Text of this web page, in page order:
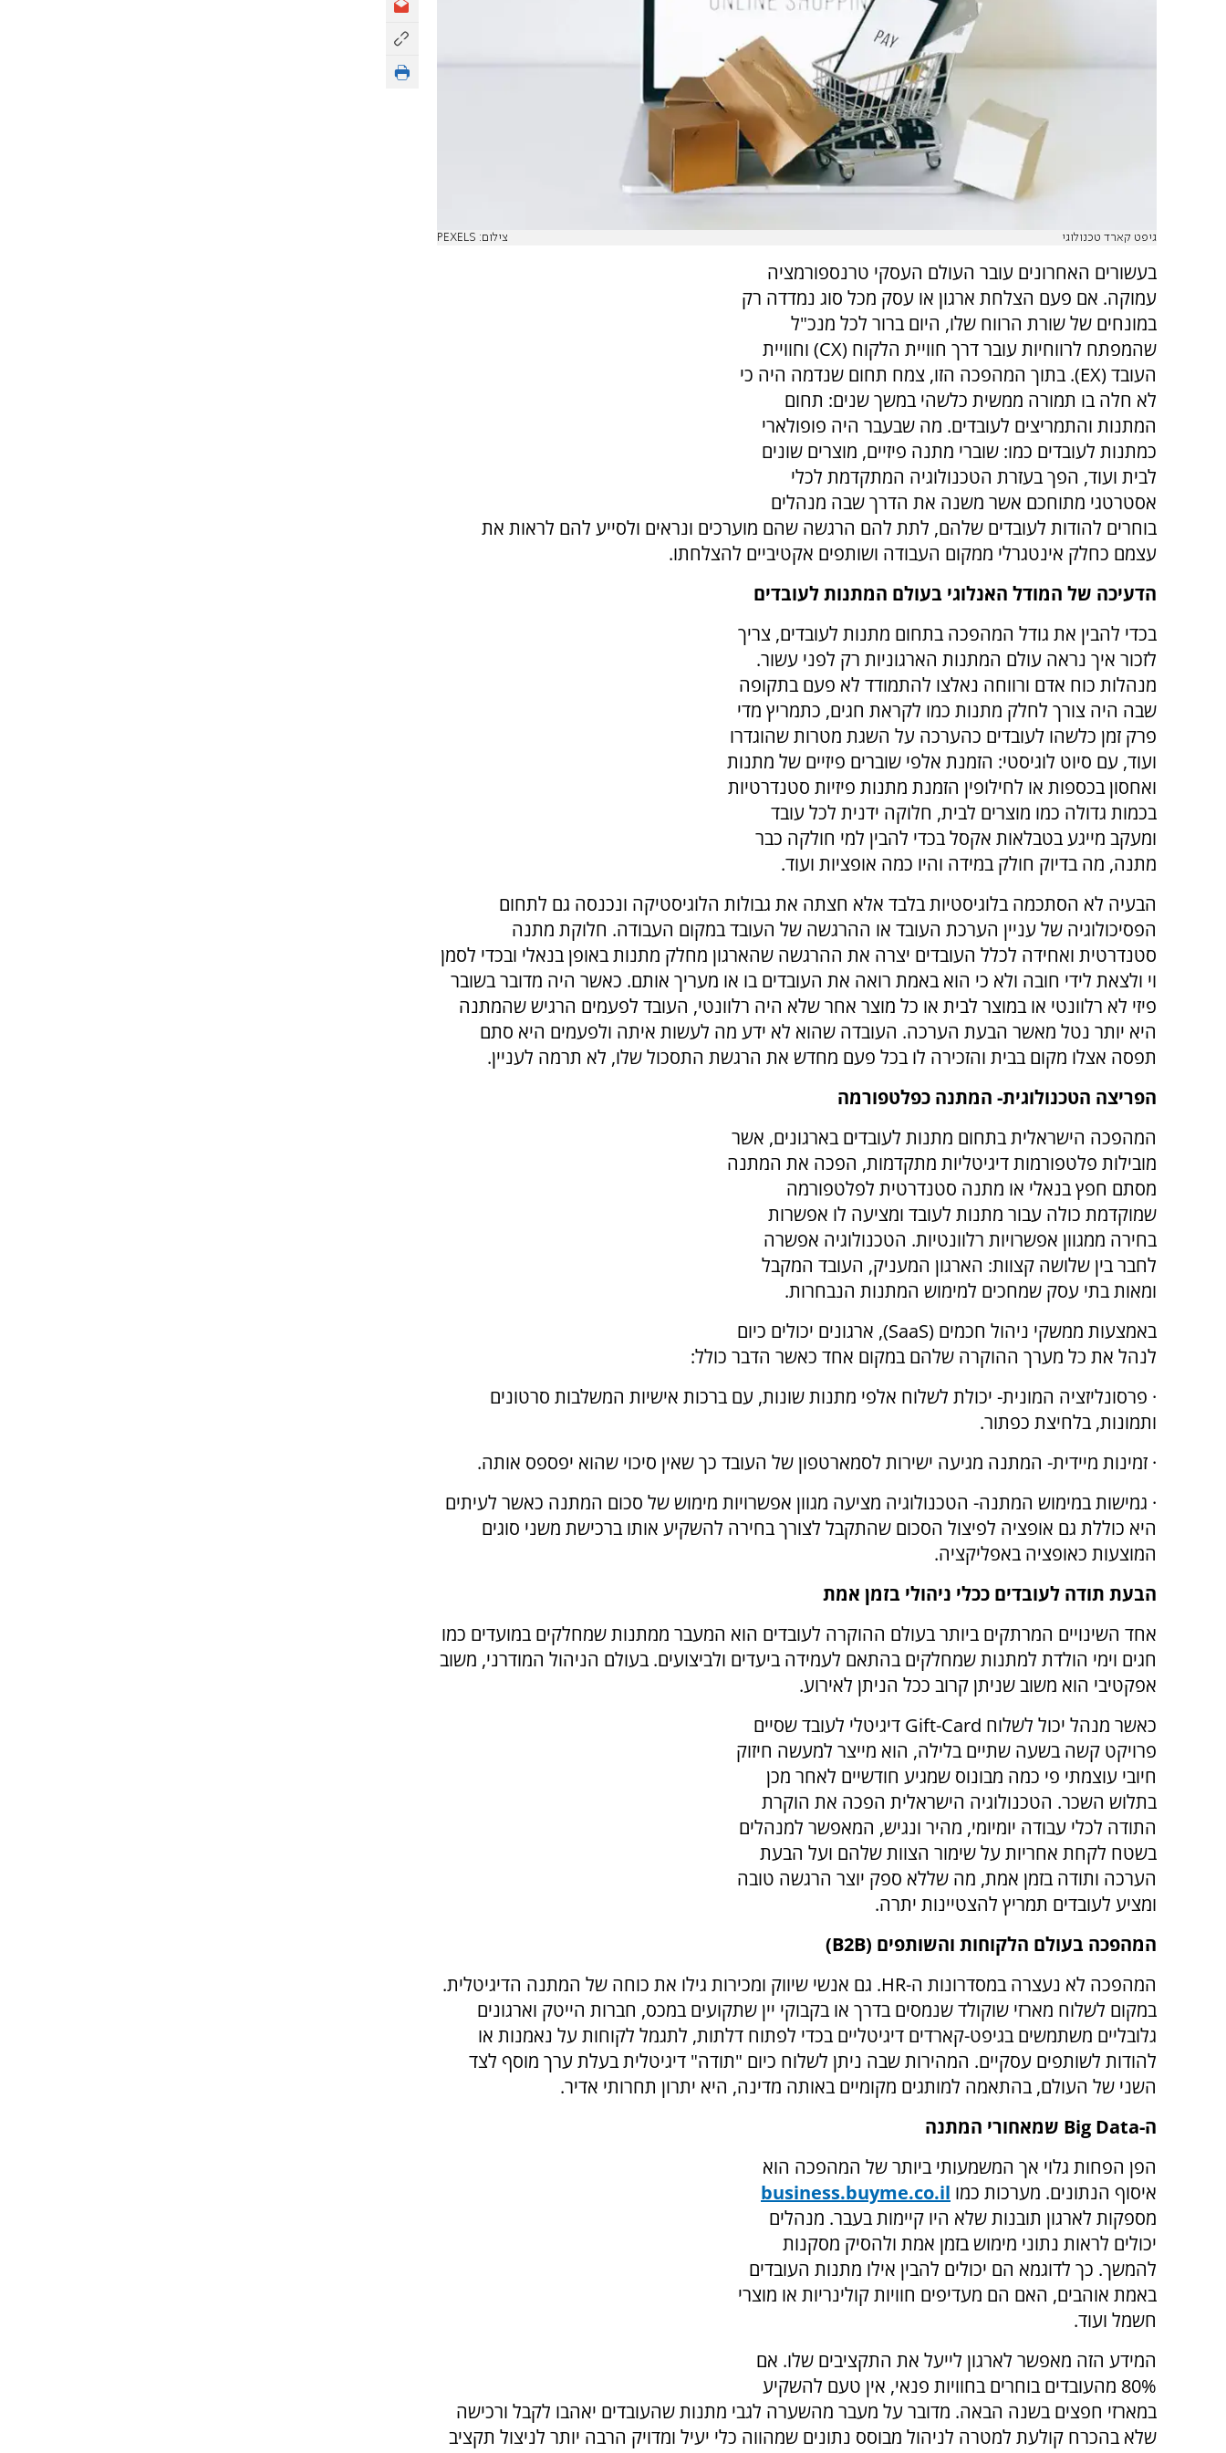
גיפט קארד טכנולוגי צילום: PEXELS
בעשורים האחרונים עובר העולם העסקי טרנספורמציה
עמוקה. אם פעם הצלחת ארגון או עסק מכל סוג נמדדה רק
במונחים של שורת הרווח שלו, היום ברור לכל מנכ"ל
שהמפתח לרווחיות עובר דרך חוויית הלקוח (CX) וחוויית
העובד (EX). בתוך המהפכה הזו, צמח תחום שנדמה היה כי
לא חלה בו תמורה ממשית כלשהי במשך שנים: תחום
המתנות והתמריצים לעובדים. מה שבעבר היה פופולארי
כמתנות לעובדים כמו: שוברי מתנה פיזיים, מוצרים שונים
לבית ועוד, הפך בעזרת הטכנולוגיה המתקדמת לכלי
אסטרטגי מתוחכם אשר משנה את הדרך שבה מנהלים
בוחרים להודות לעובדים שלהם, לתת להם הרגשה שהם מוערכים ונראים ולסייע להם לראות את
עצמם כחלק אינטגרלי ממקום העבודה ושותפים אקטיביים להצלחתו.
הדעיכה של המודל האנלוגי בעולם המתנות לעובדים
בכדי להבין את גודל המהפכה בתחום מתנות לעובדים, צריך
לזכור איך נראה עולם המתנות הארגוניות רק לפני עשור.
מנהלות כוח אדם ורווחה נאלצו להתמודד לא פעם בתקופה
שבה היה צורך לחלק מתנות כמו לקראת חגים, כתמריץ מדי
פרק זמן כלשהו לעובדים כהערכה על השגת מטרות שהוגדרו
ועוד, עם סיוט לוגיסטי: הזמנת אלפי שוברים פיזיים של מתנות
ואחסון בכספות או לחילופין הזמנת מתנות פיזיות סטנדרטיות
בכמות גדולה כמו מוצרים לבית, חלוקה ידנית לכל עובד
ומעקב מייגע בטבלאות אקסל בכדי להבין למי חולקה כבר
מתנה, מה בדיוק חולק במידה והיו כמה אופציות ועוד.
הבעיה לא הסתכמה בלוגיסטיות בלבד אלא חצתה את גבולות הלוגיסטיקה ונכנסה גם לתחום
הפסיכולוגיה של עניין הערכת העובד או ההרגשה של העובד במקום העבודה. חלוקת מתנה
סטנדרטית ואחידה לכלל העובדים יצרה את ההרגשה שהארגון מחלק מתנות באופן בנאלי ובכדי לסמן
וי ולצאת לידי חובה ולא כי הוא באמת רואה את העובדים בו או מעריך אותם. כאשר היה מדובר בשובר
פיזי לא רלוונטי או במוצר לבית או כל מוצר אחר שלא היה רלוונטי, העובד לפעמים הרגיש שהמתנה
היא יותר נטל מאשר הבעת הערכה. העובדה שהוא לא ידע מה לעשות איתה ולפעמים היא סתם
תפסה אצלו מקום בבית והזכירה לו בכל פעם מחדש את הרגשת התסכול שלו, לא תרמה לעניין.
הפריצה הטכנולוגית- המתנה כפלטפורמה
המהפכה הישראלית בתחום מתנות לעובדים בארגונים, אשר
מובילות פלטפורמות דיגיטליות מתקדמות, הפכה את המתנה
מסתם חפץ בנאלי או מתנה סטנדרטית לפלטפורמה
שמוקדמת כולה עבור מתנות לעובד ומציעה לו אפשרות
בחירה ממגוון אפשרויות רלוונטיות. הטכנולוגיה אפשרה
לחבר בין שלושה קצוות: הארגון המעניק, העובד המקבל
ומאות בתי עסק שמחכים למימוש המתנות הנבחרות.
באמצעות ממשקי ניהול חכמים (SaaS), ארגונים יכולים כיום
לנהל את כל מערך ההוקרה שלהם במקום אחד כאשר הדבר כולל:
· פרסונליזציה המונית- יכולת לשלוח אלפי מתנות שונות, עם ברכות אישיות המשלבות סרטונים
ותמונות, בלחיצת כפתור.
· זמינות מיידית- המתנה מגיעה ישירות לסמארטפון של העובד כך שאין סיכוי שהוא יפספס אותה.
· גמישות במימוש המתנה- הטכנולוגיה מציעה מגוון אפשרויות מימוש של סכום המתנה כאשר לעיתים
היא כוללת גם אופציה לפיצול הסכום שהתקבל לצורך בחירה להשקיע אותו ברכישת משני סוגים
המוצעות כאופציה באפליקציה.
הבעת תודה לעובדים ככלי ניהולי בזמן אמת
אחד השינויים המרתקים ביותר בעולם ההוקרה לעובדים הוא המעבר ממתנות שמחלקים במועדים כמו
חגים וימי הולדת למתנות שמחלקים בהתאם לעמידה ביעדים ולביצועים. בעולם הניהול המודרני, משוב
אפקטיבי הוא משוב שניתן קרוב ככל הניתן לאירוע.
כאשר מנהל יכול לשלוח Gift-Card דיגיטלי לעובד שסיים
פרויקט קשה בשעה שתיים בלילה, הוא מייצר למעשה חיזוק
חיובי עוצמתי פי כמה מבונוס שמגיע חודשיים לאחר מכן
בתלוש השכר. הטכנולוגיה הישראלית הפכה את הוקרת
התודה לכלי עבודה יומיומי, מהיר ונגיש, המאפשר למנהלים
בשטח לקחת אחריות על שימור הצוות שלהם ועל הבעת
הערכה ותודה בזמן אמת, מה שללא ספק יוצר הרגשה טובה
ומציע לעובדים תמריץ להצטיינות יתרה.
המהפכה בעולם הלקוחות והשותפים (B2B
)
המהפכה לא נעצרה במסדרונות ה-HR. גם אנשי שיווק ומכירות גילו את כוחה של המתנה הדיגיטלית.
במקום לשלוח מארזי שוקולד שנמסים בדרך או בקבוקי יין שתקועים במכס, חברות הייטק וארגונים
גלובליים משתמשים בגיפט-קארדים דיגיטליים בכדי לפתוח דלתות, לתגמל לקוחות על נאמנות או
להודות לשותפים עסקיים. המהירות שבה ניתן לשלוח כיום "תודה" דיגיטלית בעלת ערך מוסף לצד
השני של העולם, בהתאמה למותגים מקומיים באותה מדינה, היא יתרון תחרותי אדיר.
ה-Big Data שמאחורי המתנה
הפן הפחות גלוי אך המשמעותי ביותר של המהפכה הוא
איסוף הנתונים. מערכות כמו business.buyme.co.il
מספקות לארגון תובנות שלא היו קיימות בעבר. מנהלים
יכולים לראות נתוני מימוש בזמן אמת ולהסיק מסקנות
להמשך. כך לדוגמא הם יכולים להבין אילו מתנות העובדים
באמת אוהבים, האם הם מעדיפים חוויות קולינריות או מוצרי
חשמל ועוד.
המידע הזה מאפשר לארגון לייעל את התקציבים שלו. אם
80% מהעובדים בוחרים בחוויות פנאי, אין טעם להשקיע
במארזי חפצים בשנה הבאה. מדובר על מעבר מהשערה לגבי מתנות שהעובדים יאהבו לקבל ורכישה
שלא בהכרח קולעת למטרה לניהול מבוסס נתונים שמהווה כלי יעיל ומדויק הרבה יותר לניצול תקציב